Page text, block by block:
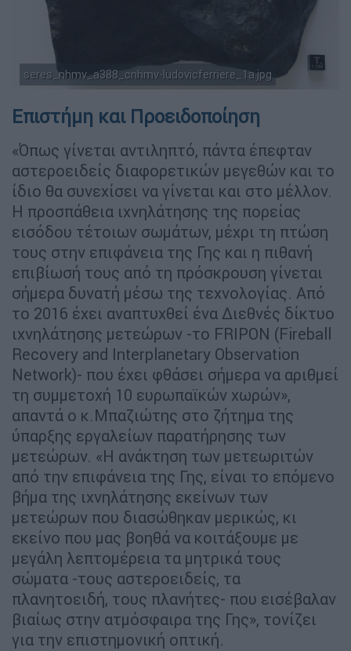
seres_nhmv_a388_cnhmv-ludovicferriere_1a.jpg
(Copyright: ΑΠΕ-ΜΠΕ)
Επιστήμη και Προειδοποίηση
«Όπως γίνεται αντιληπτό, πάντα έπεφταν
αστεροειδείς διαφορετικών μεγεθών και το
ίδιο θα συνεχίσει να γίνεται και στο μέλλον.
Η προσπάθεια ιχνηλάτησης της πορείας
εισόδου τέτοιων σωμάτων, μέχρι τη πτώση
τους στην επιφάνεια της Γης και η πιθανή
επιβίωσή τους από τη πρόσκρουση γίνεται
σήμερα δυνατή μέσω της τεχνολογίας. Από
το 2016 έχει αναπτυχθεί ένα Διεθνές δίκτυο
ιχνηλάτησης μετεώρων -το FRIPON (Fireball
Recovery and Interplanetary Observation
Network)- που έχει φθάσει σήμερα να αριθμεί
τη συμμετοχή 10 ευρωπαϊκών χωρών»,
απαντά ο κ.Μπαζιώτης στο ζήτημα της
ύπαρξης εργαλείων παρατήρησης των
μετεώρων. «Η ανάκτηση των μετεωριτών
από την επιφάνεια της Γης, είναι το επόμενο
βήμα της ιχνηλάτησης εκείνων των
μετεώρων που διασώθηκαν μερικώς, κι
εκείνο που μας βοηθά να κοιτάξουμε με
μεγάλη λεπτομέρεια τα μητρικά τους
σώματα -τους αστεροειδείς, τα
πλανητοειδή, τους πλανήτες- που εισέβαλαν
βιαίως στην ατμόσφαιρα της Γης», τονίζει
για την επιστημονική οπτική.